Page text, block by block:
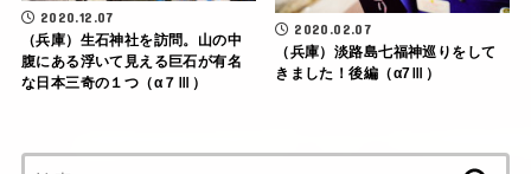
2020.12.07
（兵庫）生石神社を訪問。山の中
腹にある浮いて見える巨石が有名
な日本三奇の１つ（α７Ⅲ）
2020.02.07
（兵庫）淡路島七福神巡りをして
きました！後編（α7Ⅲ）